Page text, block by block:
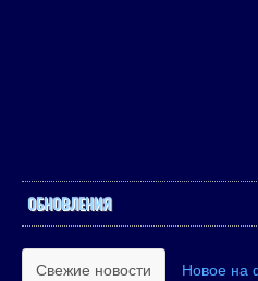
ОБНОВЛЕНИЯ
Свежие новости Новое на